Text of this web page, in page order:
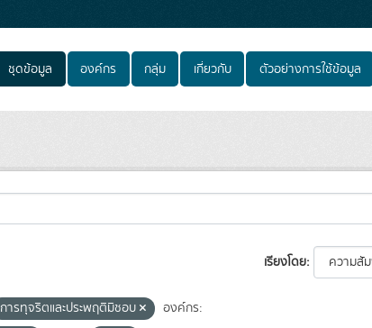
ชุดข้อมูล องค์กร กลุ่ม เกี่ยวกับ ตัวอย่างการใช้ข้อมูล
เรียงโดย
การทุจริตและประพฤติมิชอบ
องค์กร: